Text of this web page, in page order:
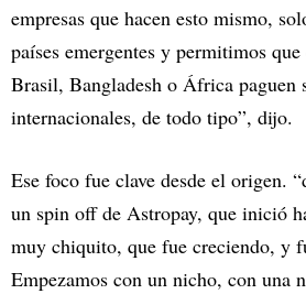
empresas que hacen esto mismo,
países emergentes y permitimos
Brasil, Bangladesh o África paguen
internacionales, de todo tipo”, dijo.
Ese foco fue clave desde el origen.
un spin off de Astropay, que inició
muy chiquito, que fue creciendo, y
Empezamos con un nicho, con una